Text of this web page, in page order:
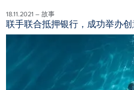
18.11.2021 – 故事
联手联合抵押银行，成功举办